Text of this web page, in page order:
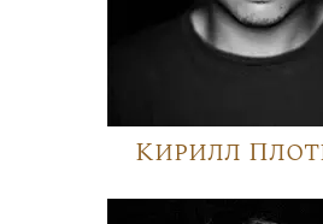
Кирилл